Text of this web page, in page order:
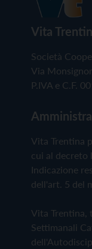
Vita
Società
Via
P.IVA e C.F.
Vita Trentina
cui al decreto
Indicazione
dell'art. 5 del
Vita Trentina,
Settimanali